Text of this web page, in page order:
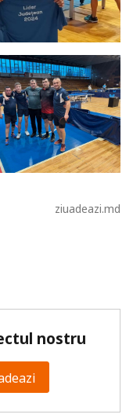
ziuadeazi.md
nostru